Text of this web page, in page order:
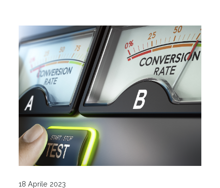
18 Aprile 2023